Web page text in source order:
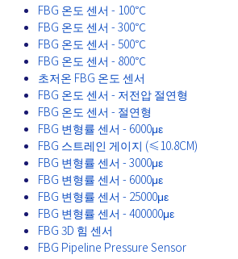
FBG 온도 센서 - 100℃
FBG 온도 센서 - 300℃
FBG 온도 센서 - 500℃
FBG 온도 센서 - 800℃
초저온 FBG 온도 센서
FBG 온도 센서 - 저전압 절연형
FBG 온도 센서 - 절연형
FBG 변형률 센서 - 6000με
FBG 스트레인 게이지 (≤10.8CM)
FBG 변형률 센서 - 3000με
FBG 변형률 센서 - 6000με
FBG 변형률 센서 - 25000με
FBG 변형률 센서 - 400000με
FBG 3D 힘 센서
FBG Pipeline Pressure Sensor